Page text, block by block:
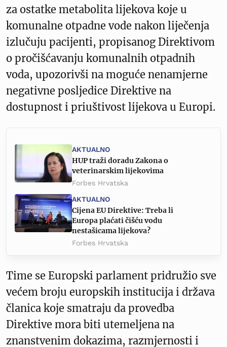
za ostatke metabolita lijekova koje u
komunalne otpadne vode nakon liječenja
izlučuju pacijenti, propisanog Direktivom
o pročišćavanju komunalnih otpadnih
voda, upozorivši na moguće nenamjerne
negativne posljedice Direktive na
dostupnost i priuštivost lijekova u Europi.
AKTUALNO
HUP traži doradu Zakona o
veterinarskim lijekovima
Forbes Hrvatska
AKTUALNO
Cijena EU Direktive: Treba li
Europa plaćati čišću vodu
nestašicama lijekova?
Forbes Hrvatska
Time se Europski parlament pridružio sve
većem broju europskih institucija i država
članica koje smatraju da provedba
Direktive mora biti utemeljena na
znanstvenim dokazima, razmjernosti i